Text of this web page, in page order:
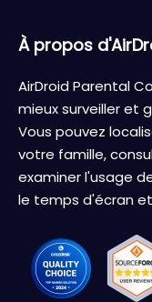
À propos
AirDroid Parental
mieux surveiller et
Vous pouvez
votre famille,
examiner l'usage
le temps d'écran